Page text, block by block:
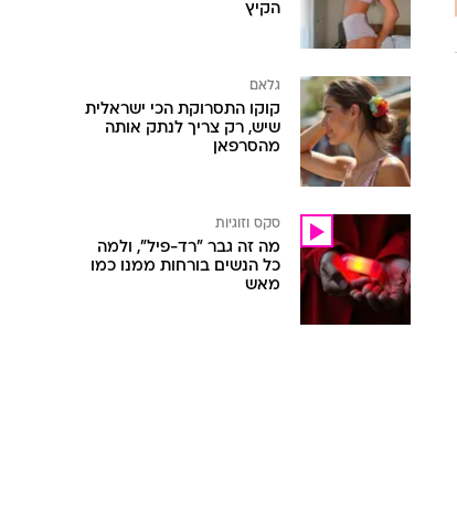
הקיץ
גלאם
קוקו התסרוקת הכי ישראלית
שיש, רק צריך לנתק אותה
מהסרפאן
סקס וזוגיות
מה זה גבר "רד-פיל", ולמה
כל הנשים בורחות ממנו כמו
מאש